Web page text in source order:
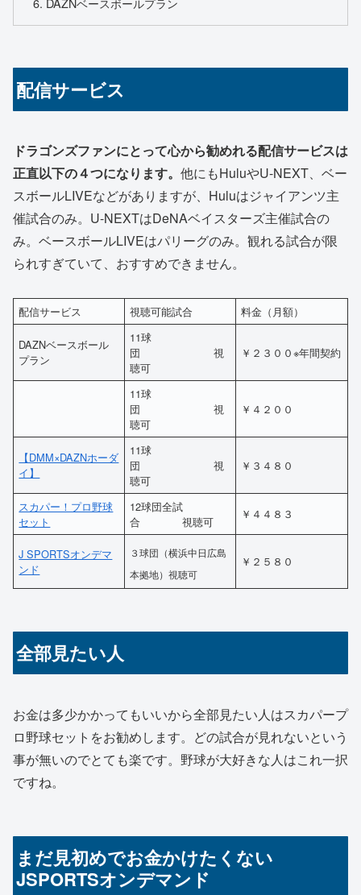
配信サービス
ドラゴンズファンにとって心から勧めれる配信サービスは
正直以下の４つになります。 他にもHuluやU-NEXT、ベー
スボールLIVEなどがありますが、Huluはジャイアンツ主
催試合のみ。U-NEXTはDeNAベイスターズ主催試合の
み。ベースボールLIVEはパリーグのみ。観れる試合が限
られすぎていて、おすすめできません。
配信サービス 視聴可能試合 料金（月額）
DAZNベースボール
プラン
11球
団 視
聴可
￥２３００※年間契約
11球
団 視
聴可
￥４２００
【DMM×DAZNホーダ
イ】
11球
団 視
聴可
￥３４８０
スカパー！プロ野球
セット
12球団全試
合 視聴可
￥４４８３
J SPORTSオンデマ
ンド
３球団（横浜中日広島
本拠地）視聴可
￥２５８０
全部見たい人
お金は多少かかってもいいから全部見たい人はスカパープ
ロ野球セットをお勧めします。どの試合が見れないという
事が無いのでとても楽です。野球が大好きな人はこれ一択
ですね。
まだ見初めでお金かけたくない
JSPORTSオンデマンド